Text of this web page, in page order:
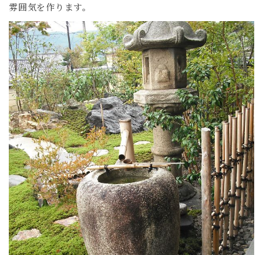
雰囲気を作ります。